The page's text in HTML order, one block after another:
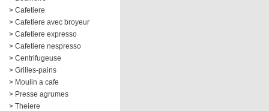
> Cafetiere
> Cafetiere avec broyeur
> Cafetiere expresso
> Cafetiere nespresso
> Centrifugeuse
> Grilles-pains
> Moulin a cafe
> Presse agrumes
> Theiere